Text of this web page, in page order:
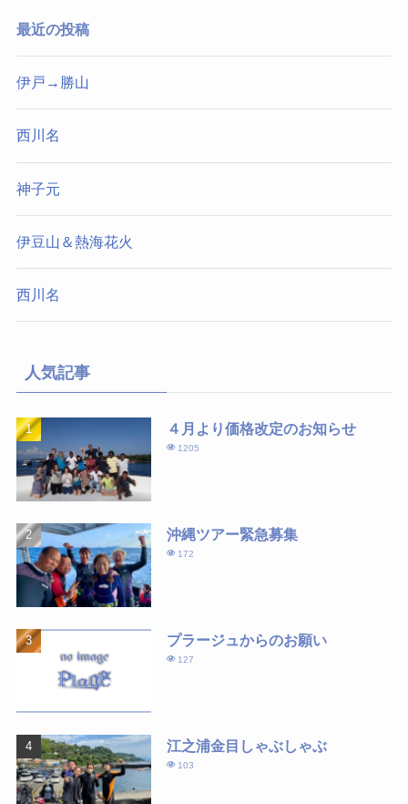
最近の投稿
伊戸→勝山
西川名
神子元
伊豆山＆熱海花火
西川名
人気記事
４月より価格改定のお知らせ
1205
沖縄ツアー緊急募集
172
プラージュからのお願い
127
江之浦金目しゃぶしゃぶ
103